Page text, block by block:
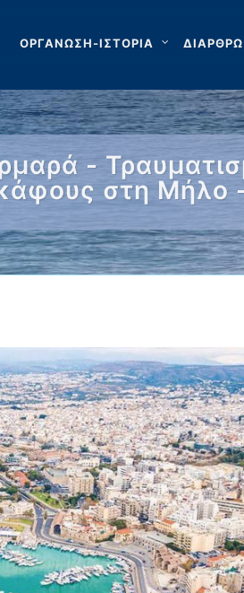
ΟΡΓΑΝΩΣΗ-ΙΣΤΟΡΙΑ
-
στη Μήλο -